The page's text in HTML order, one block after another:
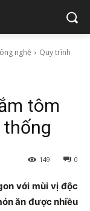
nghệ
Quy trình
tôm
0
149
với mùi vị độc
ăn được nhiều